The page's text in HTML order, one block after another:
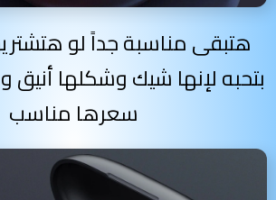
هتبقى مناسبة جداً لو
بتحبه لإنها شيك وشكلها
سعرها مناسب